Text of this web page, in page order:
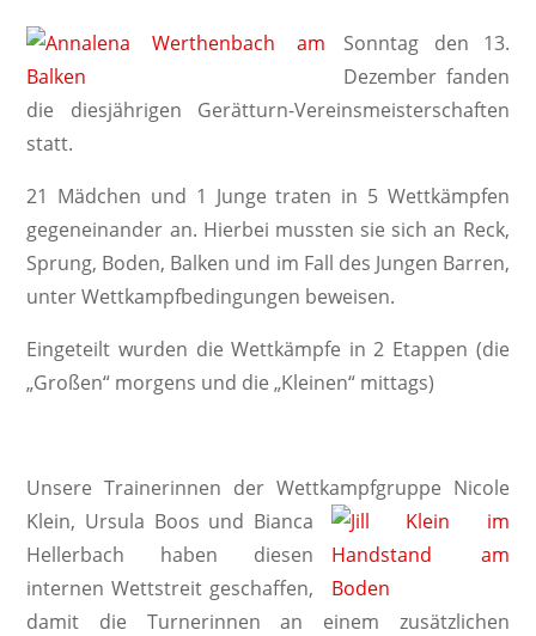
Sonntag den 13.
Dezember fanden
die diesjährigen Gerätturn-Vereinsmeisterschaften
statt.
21 Mädchen und 1 Junge traten in 5 Wettkämpfen
gegeneinander an. Hierbei mussten sie sich an Reck,
Sprung, Boden, Balken und im Fall des Jungen Barren,
unter Wettkampfbedingungen beweisen.
Eingeteilt wurden die Wettkämpfe in 2 Etappen (die
„Großen“ morgens und die „Kleinen“ mittags)
Unsere Trainerinnen der Wettkampfgruppe Nicole
Klein, Ursula Boos und Bianca
Hellerbach haben diesen
internen Wettstreit geschaffen,
damit die Turnerinnen an einem zusätzlichen